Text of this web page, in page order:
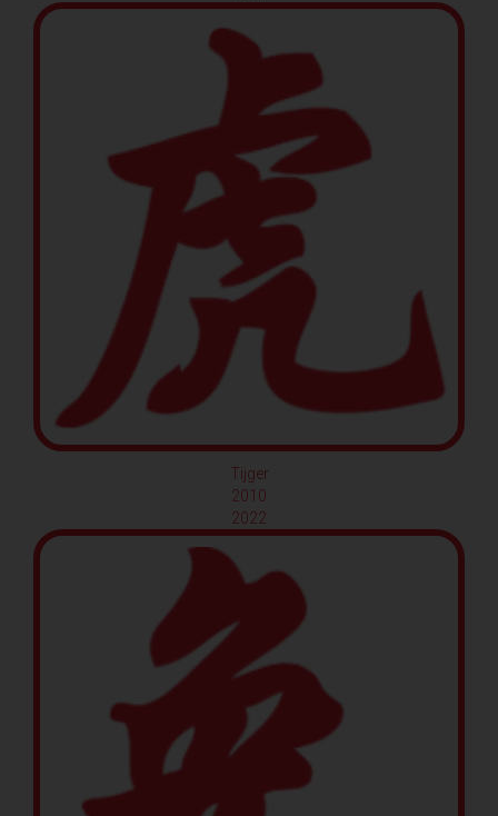
Tijger
2010
2022